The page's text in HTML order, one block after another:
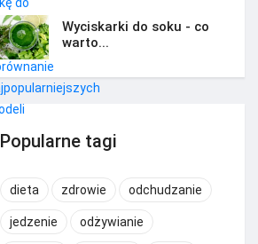
Wyciskarki do soku - co
warto...
Popularne tagi
dieta zdrowie odchudzanie
jedzenie odżywianie